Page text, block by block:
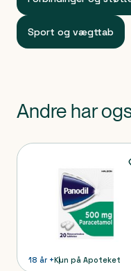
Sport og vægttab
Andre har
Produkter
18 år +Kun på Apoteket